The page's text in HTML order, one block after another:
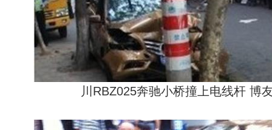
川RBZ025奔驰小桥撞上电线杆 博